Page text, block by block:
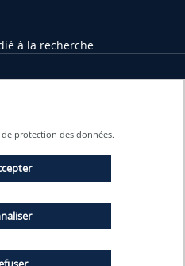
protection des données.
à la recherche